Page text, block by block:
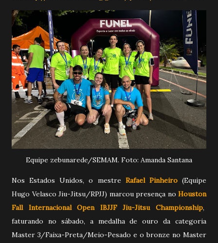
Equipe zebunarede/SEMAM. Foto: Amanda Santana
Nos Estados Unidos, o mestre Rafael Pinheiro(Equipe
Hugo Velasco Jiu-Jitsu/RPJJ) marcou presença no Houston
Fall Internacional Open IBJJF Jiu-Jitsu Championship,
faturando no sábado, a medalha de ouro da categoria
Master 3/Faixa-Preta/Meio-Pesado e o bronze no Master